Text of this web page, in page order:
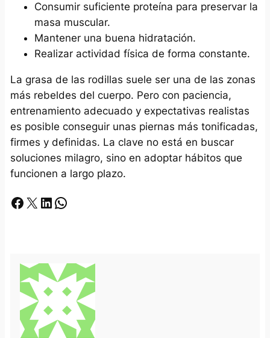
Consumir suficiente proteína para preservar la
masa muscular.
Mantener una buena hidratación.
Realizar actividad física de forma constante.
La grasa de las rodillas suele ser una de las zonas
más rebeldes del cuerpo. Pero con paciencia,
entrenamiento adecuado y expectativas realistas
es posible conseguir unas piernas más tonificadas,
firmes y definidas. La clave no está en buscar
soluciones milagro, sino en adoptar hábitos que
funcionen a largo plazo.
Facebook X LinkedIn Whatsapp